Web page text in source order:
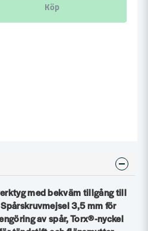
Köp
med bekväm tillgång till
3,5 mm för
av spår, Torx®-nyckel